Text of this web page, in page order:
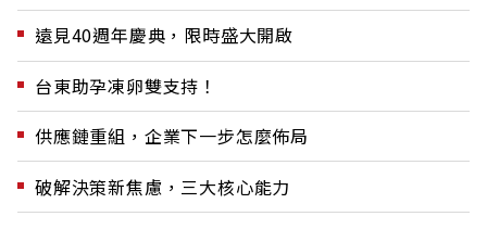
遠見40週年慶典，限時盛大開啟
台東助孕凍卵雙支持！
供應鏈重組，企業下一步怎麼佈局
破解決策新焦慮，三大核心能力